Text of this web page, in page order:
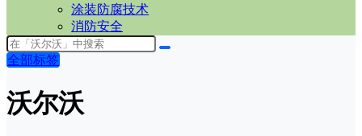
涂装防腐技术
消防安全
全部标签
沃尔沃